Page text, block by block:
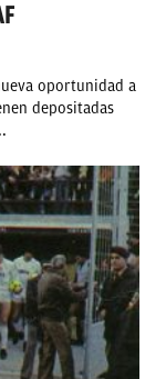
oportunidad a
depositadas